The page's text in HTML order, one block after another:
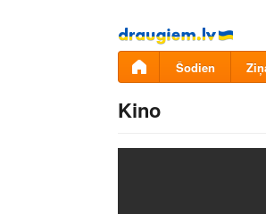
Pāriet
uz
saturu
Šodien
Kino